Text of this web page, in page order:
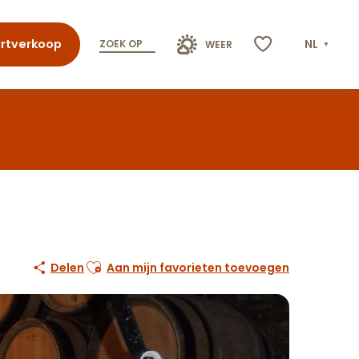
ZOEK OP WEER NL
Delen Ajouter aux favoris
Aan mijn favorieten toevoegen